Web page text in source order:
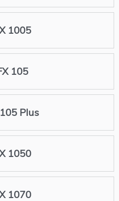
1005
105
Plus
1050
1070